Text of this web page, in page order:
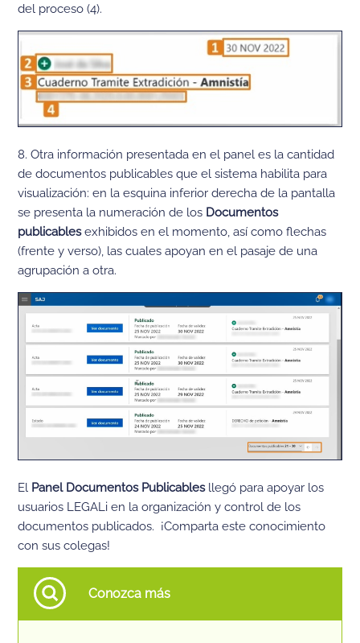
del proceso (4).
8. Otra información presentada en el panel es la cantidad
de documentos publicables que el sistema habilita para
visualización: en la esquina inferior derecha de la pantalla
se presenta la numeración de los Documentos
publicablesexhibidos en el momento, así como flechas
(frente y verso), las cuales apoyan en el pasaje de una
agrupación a otra.
El Panel Documentos Publicablesllegó para apoyar los
usuarios LEGALi en la organización y control de los
documentos publicados. ¡Comparta este conocimiento
con sus colegas!
Conozca más